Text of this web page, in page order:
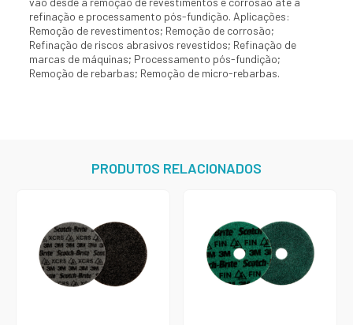
refinação e processamento pós-fundição. Aplicações:
Remoção de revestimentos; Remoção de corrosão;
Refinação de riscos abrasivos revestidos; Refinação de
marcas de máquinas; Processamento pós-fundição;
Remoção de rebarbas; Remoção de micro-rebarbas.
PRODUTOS RELACIONADOS